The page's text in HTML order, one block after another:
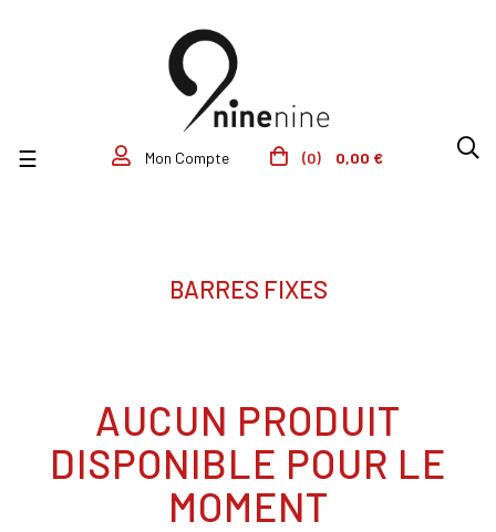
Basculer la navigation
☰ Mon Compte (0) 0,00 €
BARRES FIXES
AUCUN PRODUIT
DISPONIBLE POUR LE
MOMENT